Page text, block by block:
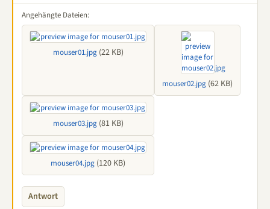
Angehängte Dateien:
mouser01.jpg(22 KB)
mouser02.jpg (62 KB)
mouser03.jpg(81 KB)
mouser04.jpg (120 KB)
Antwort